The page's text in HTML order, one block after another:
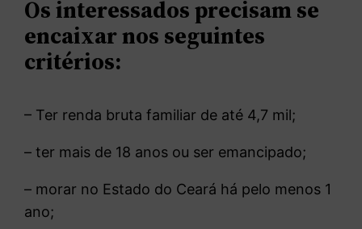
Os interessados precisam se
encaixar nos seguintes
critérios:
– Ter renda bruta familiar de até 4,7 mil;
– ter mais de 18 anos ou ser emancipado;
– morar no Estado do Ceará há pelo menos 1
ano;